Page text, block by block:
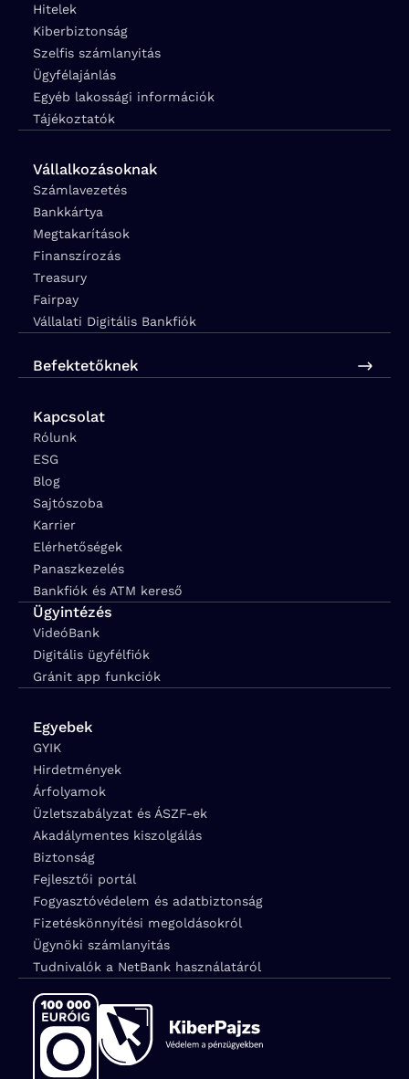
Hitelek
Kiberbiztonság
Szelfis számlanyitás
Ügyfélajánlás
Egyéb lakossági információk
Tájékoztatók
Vállalkozásoknak
Számlavezetés
Bankkártya
Megtakarítások
Finanszírozás
Treasury
Fairpay
Vállalati Digitális Bankfiók
Befektetőknek
Kapcsolat
Rólunk
ESG
Blog
Sajtószoba
Karrier
Elérhetőségek
Panaszkezelés
Bankfiók és ATM kereső
Ügyintézés
VideóBank
Digitális ügyfélfiók
Gránit app funkciók
Egyebek
GYIK
Hirdetmények
Árfolyamok
Üzletszabályzat és ÁSZF-ek
Akadálymentes kiszolgálás
Biztonság
Fejlesztői portál
Fogyasztóvédelem és adatbiztonság
Fizetéskönnyítési megoldásokról
Ügynöki számlanyitás
Tudnivalók a NetBank használatáról